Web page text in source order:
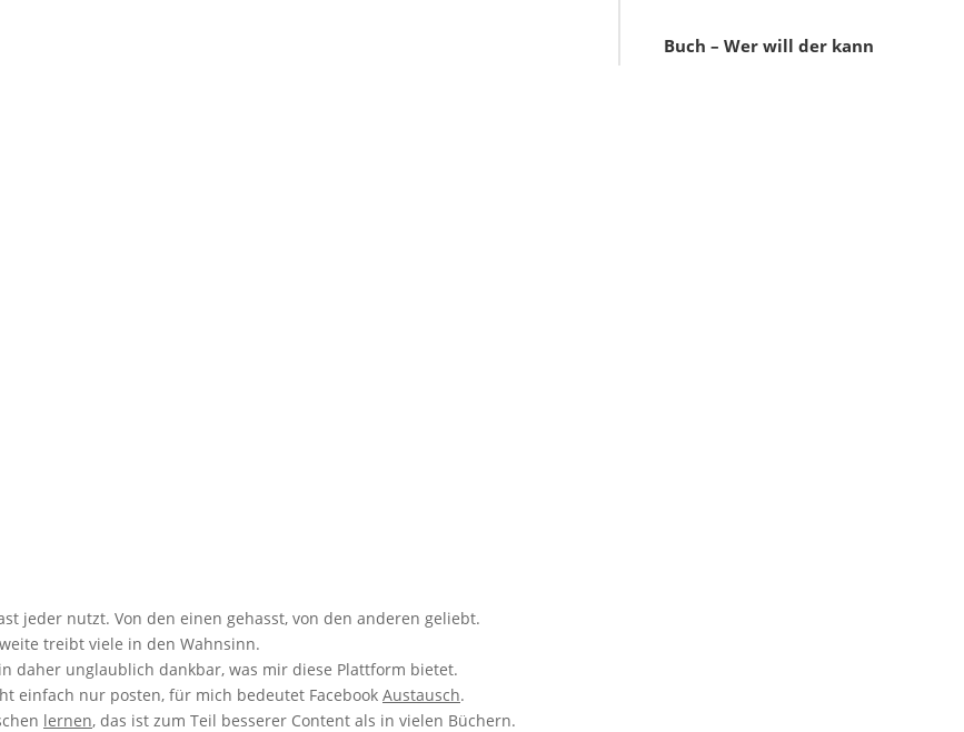
jeder nutzt. Von den einen gehasst, von den anderen geliebt.
treibt viele in den Wahnsinn.
daher unglaublich dankbar, was mir diese Plattform bietet.
einfach nur posten, für mich bedeutet Facebook Austausch.
lernen, das ist zum Teil besserer Content als in vielen Büchern.
Buch – Wer will der kann